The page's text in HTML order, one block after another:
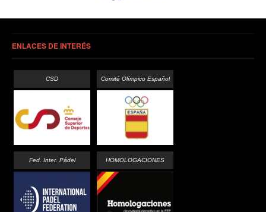
ENLACES DE INTERÉS
CSD Comité Olímpico Español
Fed. Inter. Pádel HOMOLOGACIONES